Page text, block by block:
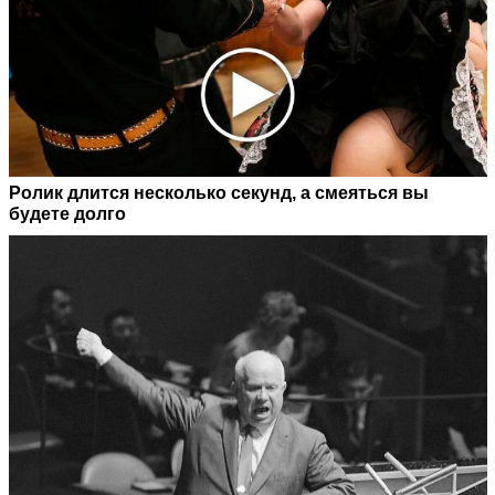
Ролик длится несколько секунд, а смеяться вы
будете долго